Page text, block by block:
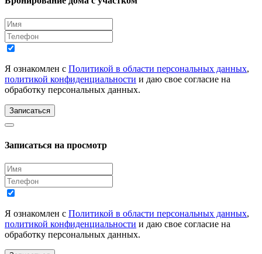
Я ознакомлен с Политикой в области персональных данных,
политикой конфиденциальности и даю свое согласие на
обработку персональных данных.
Записаться
Записаться на просмотр
Я ознакомлен с Политикой в области персональных данных,
политикой конфиденциальности и даю свое согласие на
обработку персональных данных.